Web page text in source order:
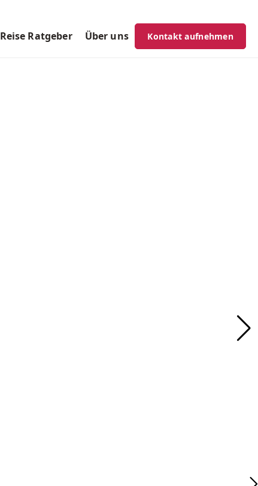
Reise Ratgeber Über uns Kontakt aufnehmen